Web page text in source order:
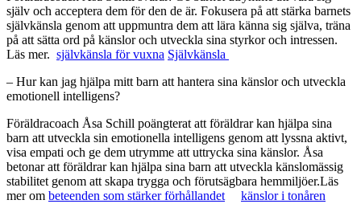
själv och acceptera dem för den de är. Fokusera på att stärka barnets
självkänsla genom att uppmuntra dem att lära känna sig själva, träna
på att sätta ord på känslor och utveckla sina styrkor och intressen.
Läs mer. självkänsla för vuxna Självkänsla
– Hur kan jag hjälpa mitt barn att hantera sina känslor och utveckla
emotionell intelligens?
Föräldracoach Åsa Schill poängterat att föräldrar kan hjälpa sina
barn att utveckla sin emotionella intelligens genom att lyssna aktivt,
visa empati och ge dem utrymme att uttrycka sina känslor. Åsa
betonar att föräldrar kan hjälpa sina barn att utveckla känslomässig
stabilitet genom att skapa trygga och förutsägbara hemmiljöer.Läs
mer om beteenden som stärker förhållandet
känslor i tonåren